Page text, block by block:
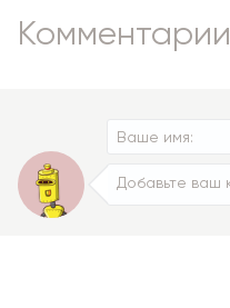
Комментарии